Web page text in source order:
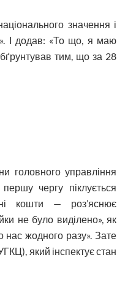
значення і
І додав: «То що, я маю
тим, що за 28
головного управління
чергу піклується
кошти — роз’яснює
не було виділено», як
нас жодного разу». Зате
який інспектує стан